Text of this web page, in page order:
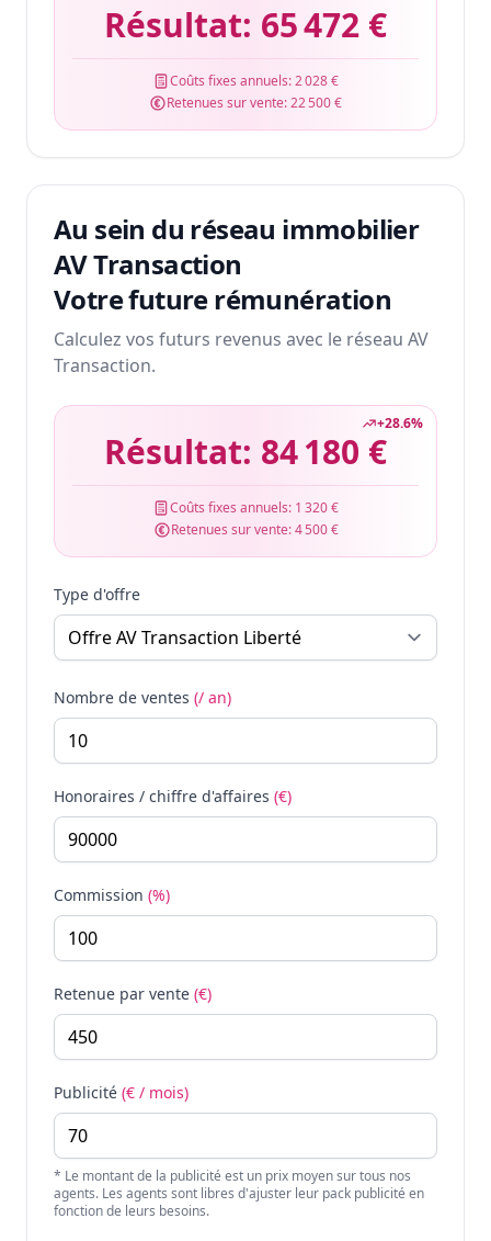
Résultat: 65 472 €
Coûts fixes annuels:2 028 €
Retenues sur vente:22 500 €
Au sein du réseau immobilier
AV Transaction
Votre future rémunération
Calculez vos futurs revenus avec le réseau AV
Transaction.
+28.6%
Résultat: 84 180 €
Coûts fixes annuels: 1 320 €
Retenues sur vente:4 500 €
Type d'offre
Nombre de ventes (/ an)
Honoraires / chiffre d'affaires (€)
Commission (%)
Retenue par vente (€)
Publicité (€ / mois)
* Le montant de la publicité est un prix moyen sur tous nos
agents. Les agents sont libres d'ajuster leur pack publicité en
fonction de leurs besoins.